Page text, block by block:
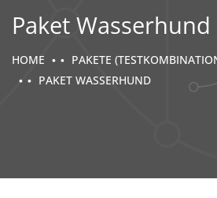
Paket Wasserhund
HOME
PAKETE
PAKET WASSERHUND